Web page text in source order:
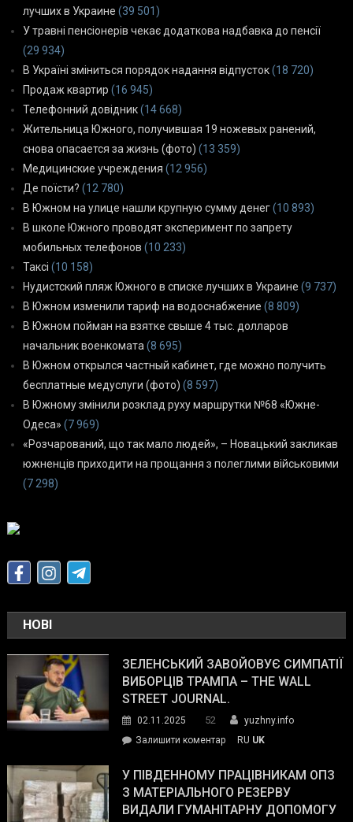
лучших в Украине (39 501)
У травні пенсіонерів чекає додаткова надбавка до пенсії
(29 934)
В Україні зміниться порядок надання відпусток(18 720)
Продаж квартир (16 945)
Телефонний довідник(14 668)
Жительница Южного, получившая 19 ножевых ранений,
снова опасается за жизнь (фото) (13 359)
Медицинские учреждения (12 956)
Де поїсти? (12 780)
В Южном на улице нашли крупную сумму денег(10 893)
В школе Южного проводят эксперимент по запрету
мобильных телефонов (10 233)
Таксі (10 158)
Нудистский пляж Южного в списке лучших в Украине (9 737)
В Южном изменили тариф на водоснабжение (8 809)
В Южном пойман на взятке свыше 4 тыс. долларов
начальник военкомата(8 695)
В Южном открылся частный кабинет, где можно получить
бесплатные медуслуги (фото) (8 597)
В Южному змінили розклад руху маршрутки №68 «Южне-
Одеса» (7 969)
«Розчарований, що так мало людей», – Новацький закликав
южненців приходити на прощання з полеглими військовими
(7 298)
НОВІ
ЗЕЛЕНСЬКИЙ ЗАВОЙОВУЄ СИМПАТІЇ
ВИБОРЦІВ ТРАМПА – THE WALL
STREET JOURNAL.
02.11.2025 52
yuzhny.info
Залишити коментарon
завойовує
симпатії
виборців
RU UK
У ПІВДЕННОМУ ПРАЦІВНИКАМ ОПЗ
З МАТЕРІАЛЬНОГО РЕЗЕРВУ
ВИДАЛИ ГУМАНІТАРНУ ДОПОМОГУ